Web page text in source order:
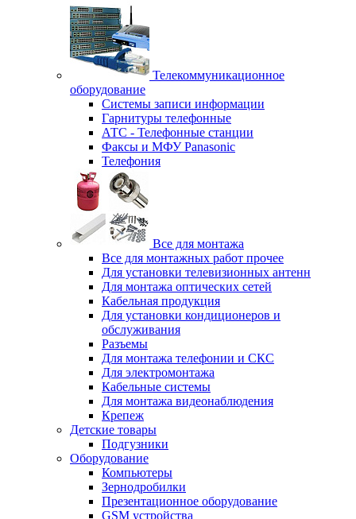
Телекоммуникационное
оборудование
Системы записи информации
Гарнитуры телефонные
АТС - Телефонные станции
Факсы и МФУ Panasonic
Телефония
Все для монтажа
Все для монтажных работ прочее
Для установки телевизионных антенн
Для монтажа оптических сетей
Кабельная продукция
Для установки кондиционеров и
обслуживания
Разъемы
Для монтажа телефонии и СКС
Для электромонтажа
Кабельные системы
Для монтажа видеонаблюдения
Крепеж
Детские товары
Подгузники
Оборудование
Компьютеры
Зернодробилки
Презентационное оборудование
GSM устройства